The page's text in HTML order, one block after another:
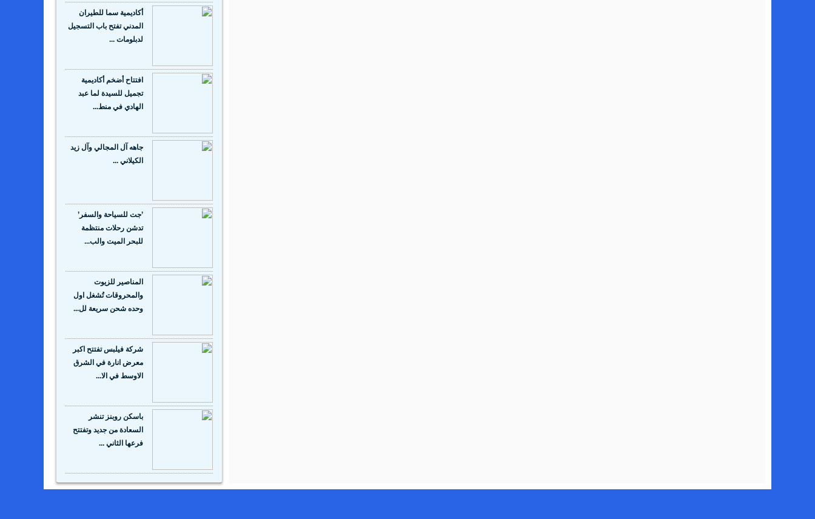
أكاديمية سما للطيران
المدني تفتح باب التسجيل
لدبلومات ...
افتتاح أضخم أكاديمية
تجميل للسيدة لما عبد
الهادي في منط...
جاهه آل المجالي وآل زيد
الكيلاني ...
’جت للسياحة والسفر’
تدشن رحلات منتظمة
للبحر الميت والب...
المناصير للزيوت
والمحروقات تُشغل اول
وحده شحن سريعة لل...
شركة فيلبس تفتتح اكبر
معرض انارة في الشرق
الاوسط في الا...
باسكن روبنز تنشر
السعادة من جديد وتفتتح
فرعها الثاني ...